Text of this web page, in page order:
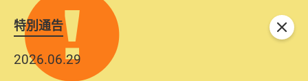
特別通告
2026.06.29
关闭